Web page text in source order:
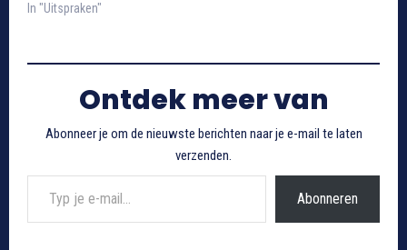
In "Uitspraken"
Ontdek meer van
Abonneer je om de nieuwste berichten naar je e-mail te laten
verzenden.
Typ je e-mail...
Abonneren